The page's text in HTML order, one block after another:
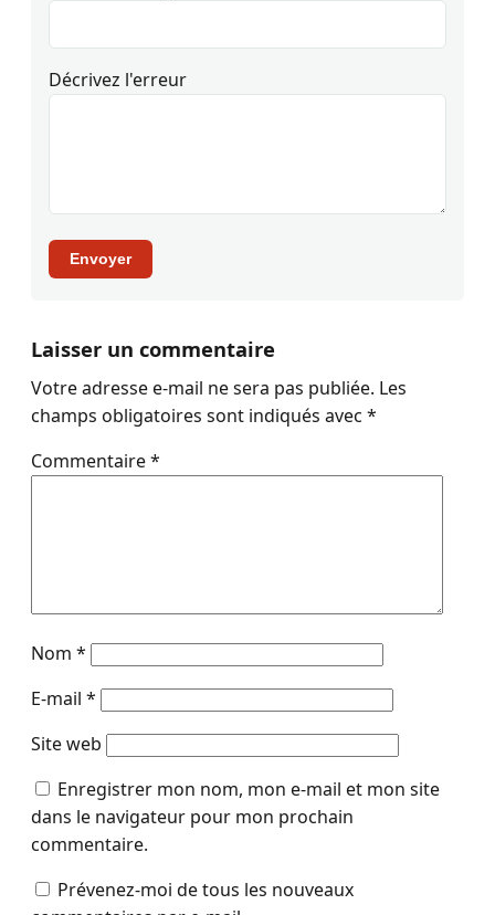
Décrivez l'erreur
Envoyer
Laisser un commentaire
Votre adresse e-mail ne sera pas publiée. Les
champs obligatoires sont indiqués avec *
Commentaire*
Nom *
E-mail *
Site web
Enregistrer mon nom, mon e-mail et mon site
dans le navigateur pour mon prochain
commentaire.
Prévenez-moi de tous les nouveaux